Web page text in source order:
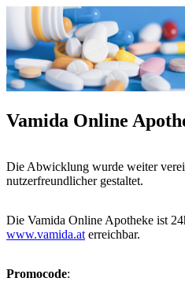
Vamida Online
Die Abwicklung wurde weiter
nutzerfreundlicher gestaltet.
Die Vamida Online Apotheke ist
www.vamida.at erreichbar.
Promocode: